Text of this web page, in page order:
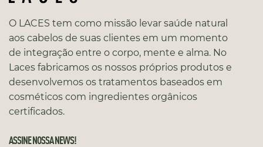
O LACES tem como missão levar saúde natural
aos cabelos de suas clientes em um momento
de integração entre o corpo, mente e alma. No
Laces fabricamos os nossos próprios produtos e
desenvolvemos os tratamentos baseados em
cosméticos com ingredientes orgânicos
certificados.
ASSINE NOSSA NEWS!